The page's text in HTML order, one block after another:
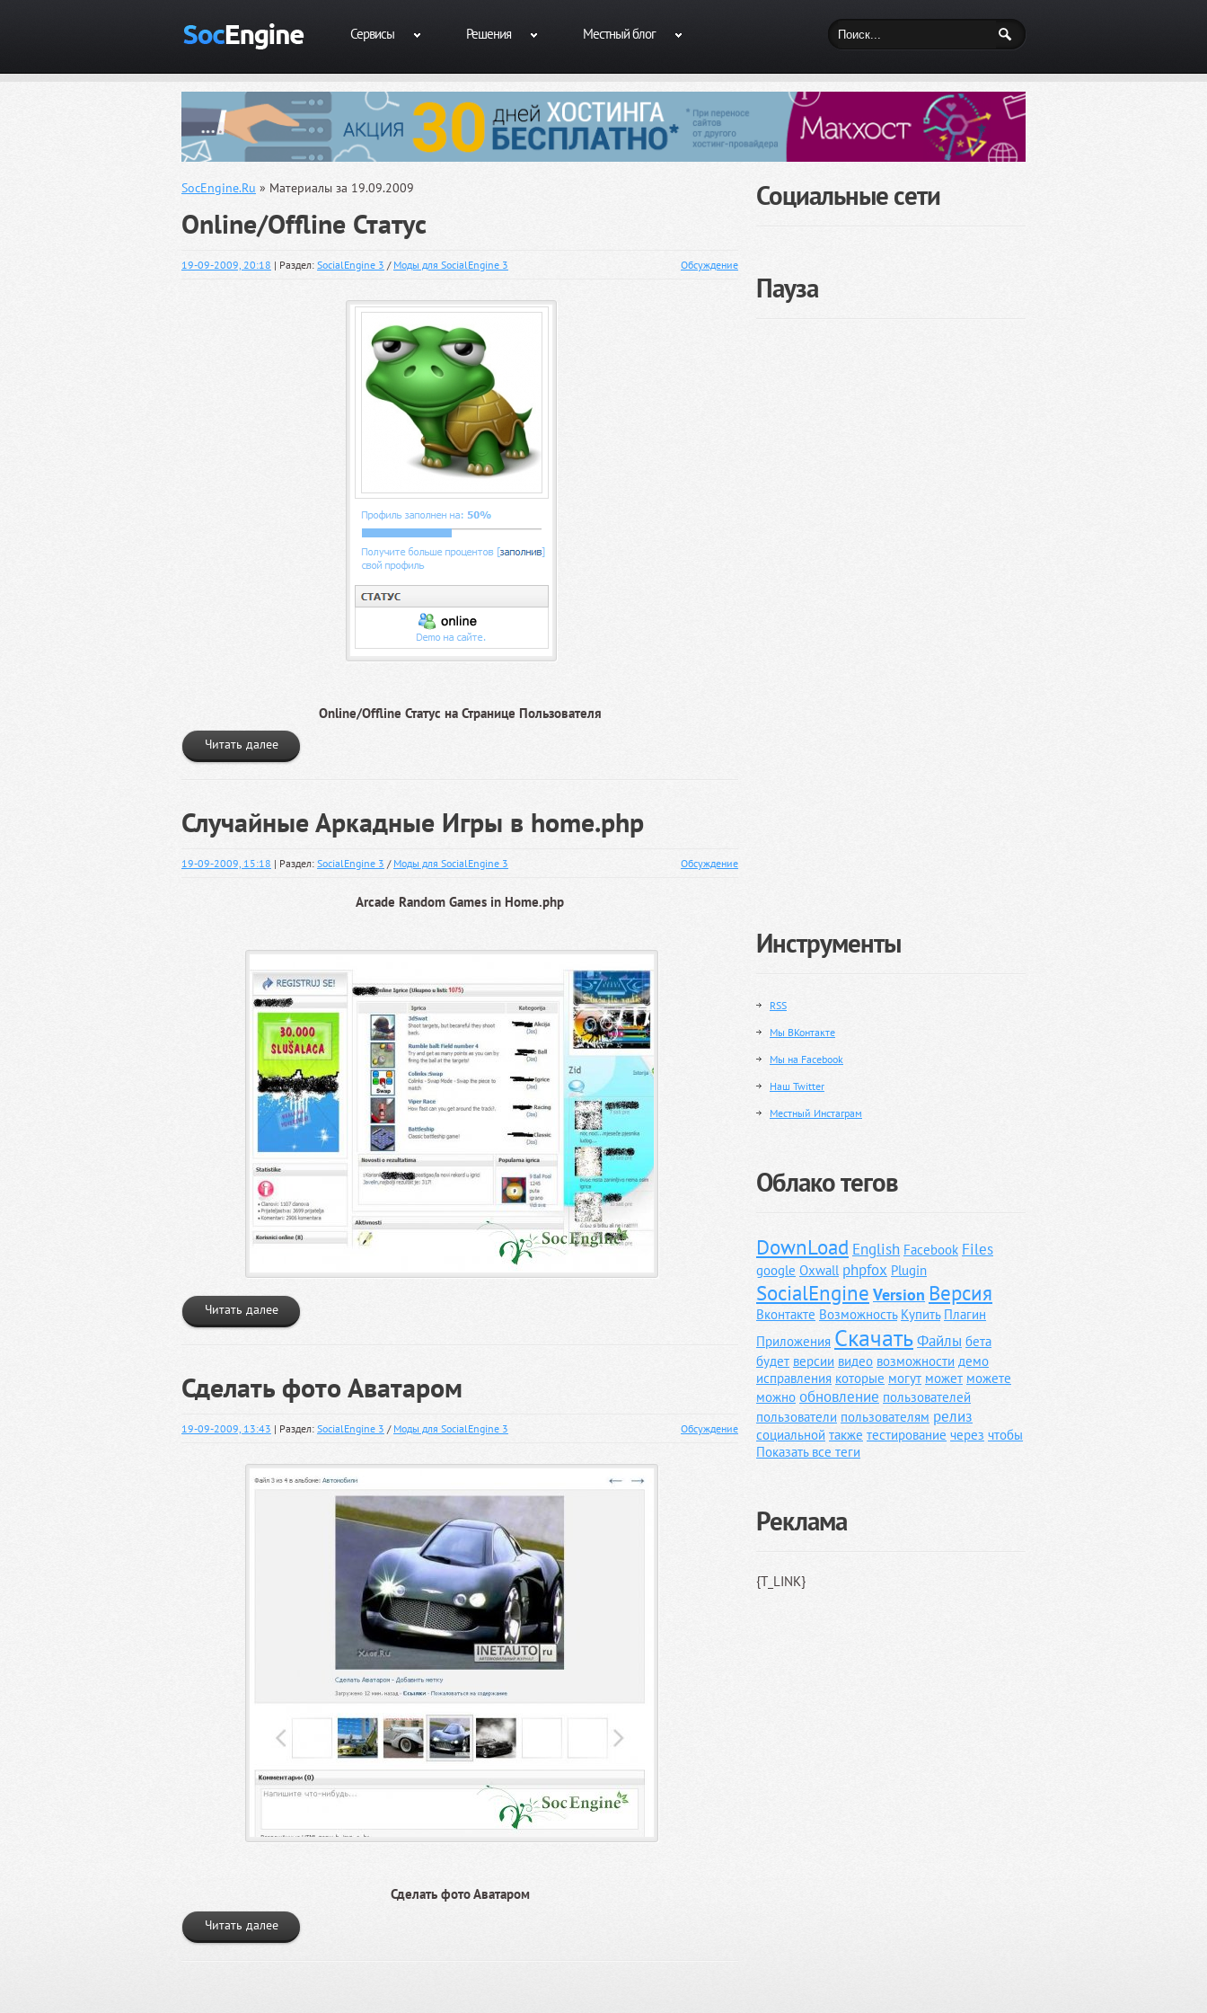
Сервисы Решения Местный блог
SocEngine.Ru » Материалы за 19.09.2009
Online/Offline Статус
19-09-2009, 20:18 | Раздел: SocialEngine 3 / Моды для SocialEngine 3 Обсуждение
Online/Offline Статус на Странице Пользователя
Читать далее
Случайные Аркадные Игры в home.php
19-09-2009, 15:18 | Раздел: SocialEngine 3 / Моды для SocialEngine 3 Обсуждение
Arcade Random Games in Home.php
Читать далее
Сделать фото Аватаром
19-09-2009, 13:43 | Раздел: SocialEngine 3 / Моды для SocialEngine 3 Обсуждение
Сделать фото Аватаром
Читать далее
Социальные сети
Пауза
Инструменты
RSS
Мы ВКонтакте
Мы на Facebook
Наш Twitter
Местный Инстаграм
Облако тегов
DownLoad English Facebook Files
google Oxwall phpfox Plugin
SocialEngine Version Версия
Вконтакте Возможность Купить Плагин
Приложения СкачатьФайлы бета
будет версии видео возможности демо
исправления которые могут может можете
можно обновление пользователей
пользователи пользователям релиз
социальной также тестирование через чтобы
Показать все теги
Реклама
{T_LINK}